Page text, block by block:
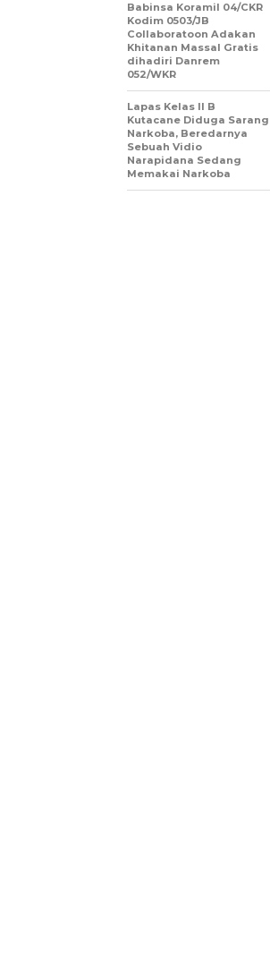
Babinsa Koramil 04/CKR
Kodim 0503/JB
Collaboratoon Adakan
Khitanan Massal Gratis
dihadiri Danrem
052/WKR
Lapas Kelas II B
Kutacane Diduga Sarang
Narkoba, Beredarnya
Sebuah Vidio
Narapidana Sedang
Memakai Narkoba